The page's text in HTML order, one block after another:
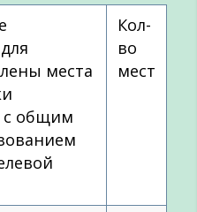
места
с общим
Кол-
во
мест